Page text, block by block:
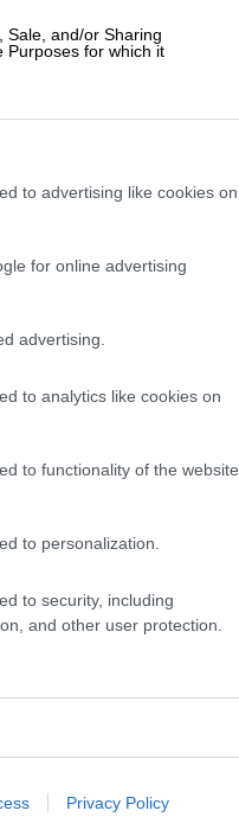
Sale, and/or Sharing
Purposes for which it
to advertising like cookies on
for online advertising
advertising.
to analytics like cookies on
to functionality of the website
to personalization.
to security, including
and other user protection.
Privacy Policy
για να
αέριο για να
εμείς,
τα νομικά
τα έργα για τα
που έχουν
σε όσες
και την